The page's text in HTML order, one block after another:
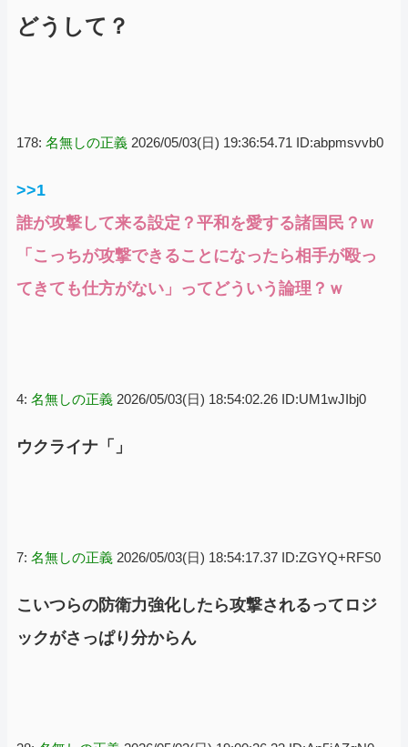
どうして？
178: 名無しの正義 2026/05/03(日) 19:36:54.71 ID:abpmsvvb0
>>1
誰が攻撃して来る設定？平和を愛する諸国民？w
「こっちが攻撃できることになったら相手が殴っ
てきても仕方がない」ってどういう論理？ｗ
4: 名無しの正義 2026/05/03(日) 18:54:02.26 ID:UM1wJIbj0
ウクライナ「」
7: 名無しの正義 2026/05/03(日) 18:54:17.37 ID:ZGYQ+RFS0
こいつらの防衛力強化したら攻撃されるってロジ
ックがさっぱり分からん